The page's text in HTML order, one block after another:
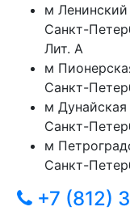
м Ленинский
Санкт-
Лит. А
м
Санкт-
м Дунайская
Санкт-
м
Санкт-
+7 (812)